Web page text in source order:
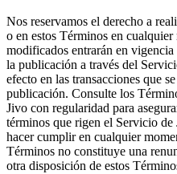
Nos reservamos el derecho a
o en estos Términos en
modificados entrarán en
la publicación a través del
efecto en las transacciones que
publicación. Consulte los
Jivo con regularidad para
términos que rigen el Servicio
hacer cumplir en cualquier
Términos no constituye una
otra disposición de estos